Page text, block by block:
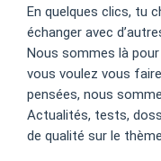
En quelques clics, tu
échanger avec
Nous sommes là
vous voulez vous
pensées, nous
Actualités, tests,
de qualité sur le